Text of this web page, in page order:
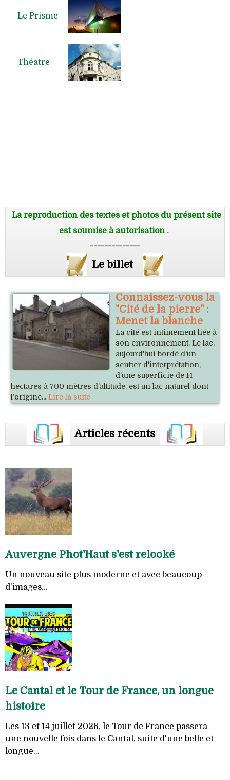
Le Prisme
Théatre
La reproduction des textes et photos du présent site
est soumise à autorisation.
--------------
Le billet
Connaissez-vous la
"Cité de la pierre" :
Menet la blanche
La cité est intimement liée à
son environnement. Le lac,
aujourd'hui bordé d'un
sentier d'interprétation,
d’une superficie de 14
hectares à 700 mètres d’altitude, est un lac naturel dont
l’origine... Lire la suite
Articles récents
Auvergne Phot'Haut s'est relooké
Un nouveau site plus moderne et avec beaucoup
d'images...
Le Cantal et le Tour de France, un longue
histoire
Les 13 et 14 juillet 2026, le Tour de France passera
une nouvelle fois dans le Cantal, suite d'une belle et
longue...